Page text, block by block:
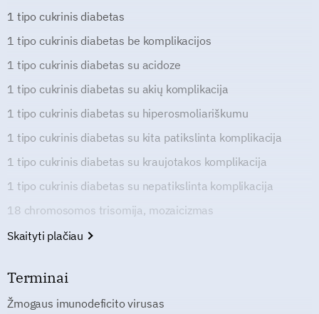
1 tipo cukrinis diabetas
1 tipo cukrinis diabetas be komplikacijos
1 tipo cukrinis diabetas su acidoze
1 tipo cukrinis diabetas su akių komplikacija
1 tipo cukrinis diabetas su hiperosmoliariškumu
1 tipo cukrinis diabetas su kita patikslinta komplikacija
1 tipo cukrinis diabetas su kraujotakos komplikacija
1 tipo cukrinis diabetas su nepatikslinta komplikacija
18 chromosomos trisomija, mozaicizmas
Skaityti plačiau
Terminai
Žmogaus imunodeficito virusas